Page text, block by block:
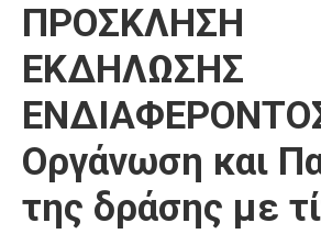
Επικοινωνία
ΠΡΟΣΚΛΗΣΗ
ΕΚΔΗΛΩΣΗΣ
Οργάνωση και
της δράσης με